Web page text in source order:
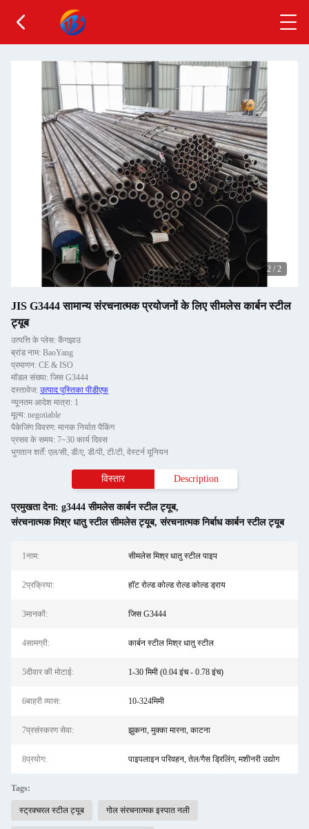
2 / 2
JIS G3444 सामान्य संरचनात्मक प्रयोजनों के लिए सीमलेस कार्बन स्टील
ट्यूब
उत्पत्ति के प्लेस: कैंगझाउ
ब्रांड नाम: BaoYang
प्रमाणन: CE & ISO
मॉडल संख्या: जिस G3444
दस्तावेज: उत्पाद पुस्तिका पीडीएफ
न्यूनतम आदेश मात्रा: 1
मूल्य: negotiable
पैकेजिंग विवरण: मानक निर्यात पैकिंग
प्रसव के समय: 7~30 कार्य दिवस
भुगतान शर्तें: एल/सी, डी/ए, डी/पी, टी/टी, वेस्टर्न यूनियन
विस्तार Description
प्रमुखता देना: g3444 सीमलेस कार्बन स्टील ट्यूब,
संरचनात्मक मिश्र धातु स्टील सीमलेस ट्यूब,संरचनात्मक निर्बाध कार्बन स्टील ट्यूब
1नाम: सीमलेस मिश्र धातु स्टील पाइप
2प्रक्रिया: हॉट रोल्ड कोल्ड रोल्ड कोल्ड ड्राय
3मानकों: जिस G3444
4सामग्री: कार्बन स्टील मिश्र धातु स्टील
5दीवार की मोटाई: 1-30 मिमी (0.04 इंच - 0.78 इंच)
6बाहरी व्यास: 10-324मिमी
7प्रसंस्करण सेवा: झुकना, मुक्का मारना, काटना
8प्रयोग: पाइपलाइन परिवहन, तेल/गैस ड्रिलिंग, मशीनरी उद्योग
Tags:
स्ट्रक्चरल स्टील ट्यूब गोल संरचनात्मक इस्पात नली